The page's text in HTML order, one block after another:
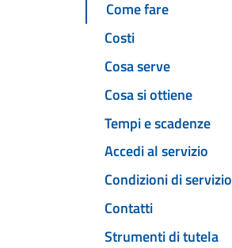
Come fare
Costi
Cosa serve
Cosa si ottiene
Tempi e scadenze
Accedi al servizio
Condizioni di servizio
Contatti
Strumenti di tutela